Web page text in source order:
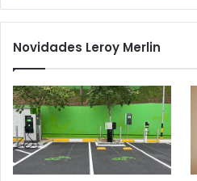
Novidades Leroy Merlin